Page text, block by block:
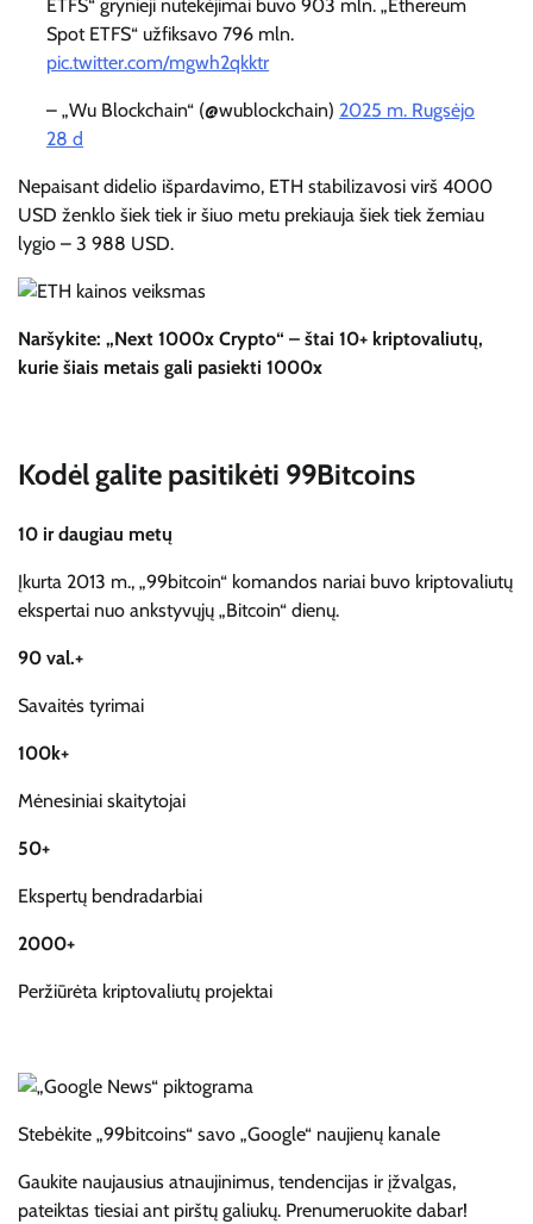
ETFS“ grynieji nutekėjimai buvo 903 mln. „Ethereum
Spot ETFS“ užfiksavo 796 mln.
pic.twitter.com/mgwh2qkktr
– „Wu Blockchain“ (@wublockchain) 2025 m. Rugsėjo
28 d
Nepaisant didelio išpardavimo, ETH stabilizavosi virš 4000
USD ženklo šiek tiek ir šiuo metu prekiauja šiek tiek žemiau
lygio – 3 988 USD.
Naršykite: „Next 1000x Crypto“ – štai 10+ kriptovaliutų,
kurie šiais metais gali pasiekti 1000x
Kodėl galite pasitikėti 99Bitcoins
10 ir daugiau metų
Įkurta 2013 m., „99bitcoin“ komandos nariai buvo kriptovaliutų
ekspertai nuo ankstyvųjų „Bitcoin“ dienų.
90 val.+
Savaitės tyrimai
100k+
Mėnesiniai skaitytojai
50+
Ekspertų bendradarbiai
2000+
Peržiūrėta kriptovaliutų projektai
Stebėkite „99bitcoins“ savo „Google“ naujienų kanale
Gaukite naujausius atnaujinimus, tendencijas ir įžvalgas,
pateiktas tiesiai ant pirštų galiukų. Prenumeruokite dabar!